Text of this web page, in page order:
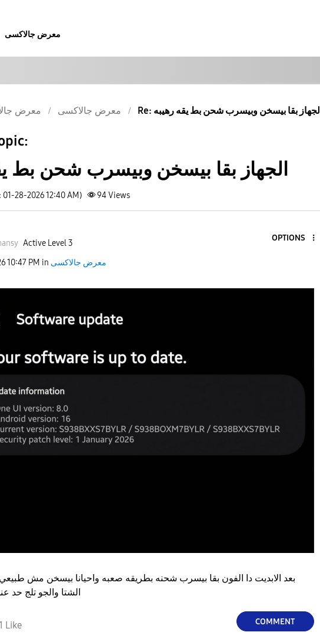
معرض جالاكسى
معرض معرض جالاكسى Re: الجهاز بقا بيسخن وبيسرب شحن بط يقه رهيبه
الجهاز بقا بيسخن وبيسرب شحن بط
28-2026 12:40 AM) 94Views
Active Level 3
OPTIONS
10:47 PM in معرض جالاكسى
بعد الابديت دا الفون بقا بيسرب شحنه بطريقه صعبه واحيانا بيسخن مش
Like COMMENT